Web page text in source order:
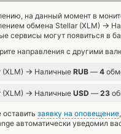
на данный момент в
обмена Stellar (XLM) →
сервисы могут появиться в
направления с другими
(XLM) → Наличные RUB — 4
(XLM) → Наличные USD — 23
заявку на оповещение
автоматически уведомил